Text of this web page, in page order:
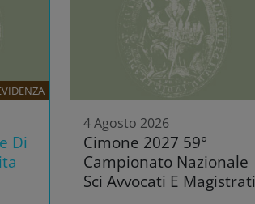
Di
4 Agosto 2026
Cimone 2027 59°
Campionato Nazionale
Sci Avvocati E Magistrati